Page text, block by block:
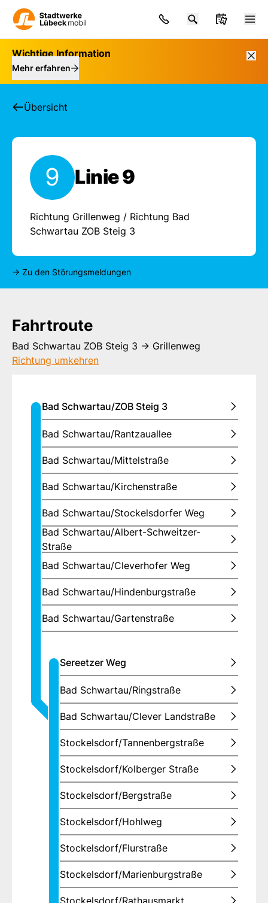
Wichtige Information
Mehr erfahren
Übersicht
Fahrpläne und
9 Linie 9
Richtung Grillenweg / Richtung Bad
Schwartau ZOB Steig 3
-> Zu den Störungsmeldungen
Fahrtroute
Fahrtroute
Bad Schwartau ZOB Steig 3 -> Grillenweg
Richtung umkehren
Bad Schwartau/ZOB Steig 3
Bad Schwartau/Rantzauallee
Bad Schwartau/Mittelstraße
Bad Schwartau/Kirchenstraße
Bad Schwartau/Stockelsdorfer Weg
Bad Schwartau/Albert-Schweitzer-
Straße
Bad Schwartau/Cleverhofer Weg
Bad Schwartau/Hindenburgstraße
Bad Schwartau/Gartenstraße
Sereetzer Weg
Bad Schwartau/Ringstraße
Bad Schwartau/Clever Landstraße
Stockelsdorf/Tannenbergstraße
Stockelsdorf/Kolberger Straße
Stockelsdorf/Bergstraße
Stockelsdorf/Hohlweg
Stockelsdorf/Flurstraße
Stockelsdorf/Marienburgstraße
Stockelsdorf/Rathausmarkt